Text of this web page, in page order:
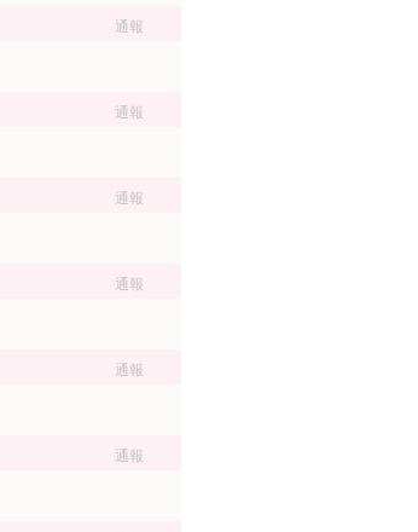
通報
通報
通報
通報
通報
通報